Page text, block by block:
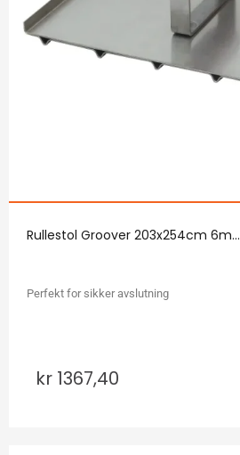
Rullestol Groover 203x254cm 6m...
Perfekt for sikker avslutning
kr 1367,40